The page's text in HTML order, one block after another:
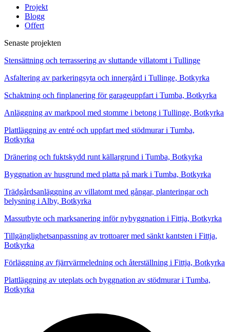
Projekt
Blogg
Offert
Senaste projekten
Stensättning och terrassering av sluttande villatomt i Tullinge
Asfaltering av parkeringsyta och innergård i Tullinge, Botkyrka
Schaktning och finplanering för garageuppfart i Tumba, Botkyrka
Anläggning av markpool med stomme i betong i Tullinge, Botkyrka
Plattläggning av entré och uppfart med stödmurar i Tumba,
Botkyrka
Dränering och fuktskydd runt källargrund i Tumba, Botkyrka
Byggnation av husgrund med platta på mark i Tumba, Botkyrka
Trädgårdsanläggning av villatomt med gångar, planteringar och
belysning i Alby, Botkyrka
Massutbyte och marksanering inför nybyggnation i Fittja, Botkyrka
Tillgänglighetsanpassning av trottoarer med sänkt kantsten i Fittja,
Botkyrka
Förläggning av fjärrvärmeledning och återställning i Fittja, Botkyrka
Plattläggning av uteplats och byggnation av stödmurar i Tumba,
Botkyrka